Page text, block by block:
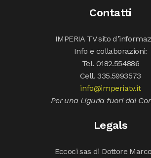
Contatti
IMPERIA TV sito
Info e collaborazioni:
Tel. 0182.554886
Cell. 335.5993573
info@imperiatv.it
Per una Liguria fuori dal
Legals
Eccoci sas di Dottore